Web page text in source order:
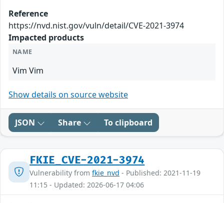
Reference
https://nvd.nist.gov/vuln/detail/CVE-2021-3974
Impacted products
NAME
Vim Vim
Show details on source website
JSON Share To clipboard
FKIE_CVE-2021-3974
Vulnerability from fkie_nvd - Published: 2021-11-19
11:15 - Updated: 2026-06-17 04:06